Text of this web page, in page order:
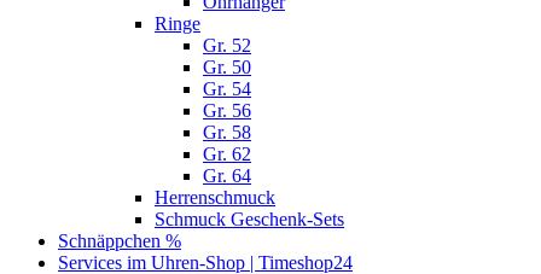
Ringe
Gr. 52
Gr. 50
Gr. 54
Gr. 56
Gr. 58
Gr. 62
Gr. 64
Herrenschmuck
Schmuck Geschenk-Sets
Schnäppchen %
Services im Uhren-Shop | Timeshop24